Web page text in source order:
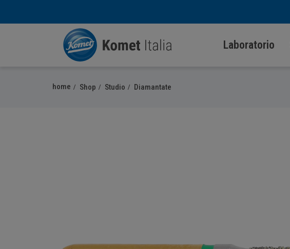
Laboratorio
home Shop Studio Diamantate